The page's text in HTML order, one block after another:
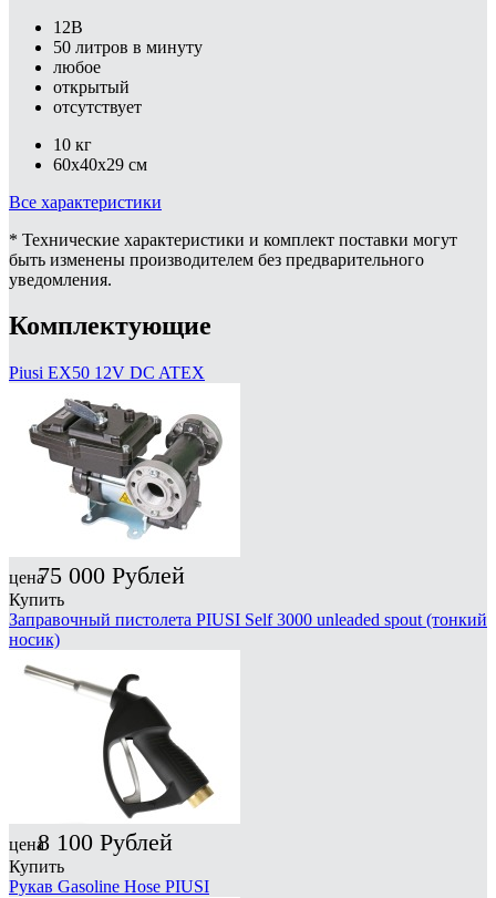
12В
50 литров в минуту
любое
открытый
отсутствует
10 кг
60x40x29 см
Все характеристики
* Технические характеристики и комплект поставки могут
быть изменены производителем без предварительного
уведомления.
Комплектующие
Piusi EX50 12V DC ATEX
цена75 000 Рублей
Купить
Заправочный пистолета PIUSI Self 3000 unleaded spout (тонкий
носик)
цена8 100 Рублей
Купить
Рукав Gasoline Hose PIUSI